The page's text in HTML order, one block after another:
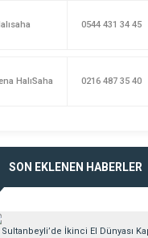
0544 431 34 45
HalıSaha 0216 487 35 40
SON EKLENEN HABERLER